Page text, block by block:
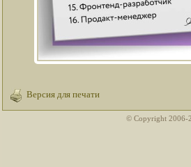
Версия для печати
© Copyright 2006-